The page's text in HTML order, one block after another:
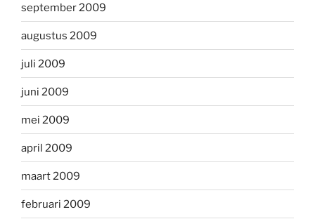
september 2009
augustus 2009
juli 2009
juni 2009
mei 2009
april 2009
maart 2009
februari 2009